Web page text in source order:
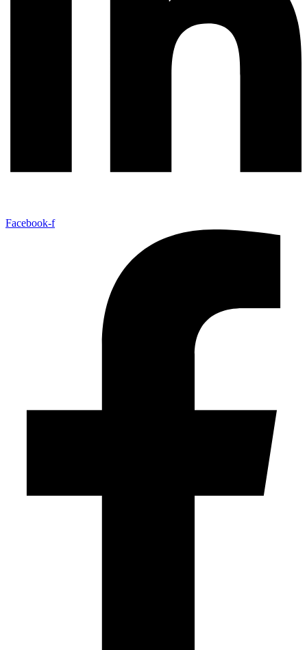
Facebook-f